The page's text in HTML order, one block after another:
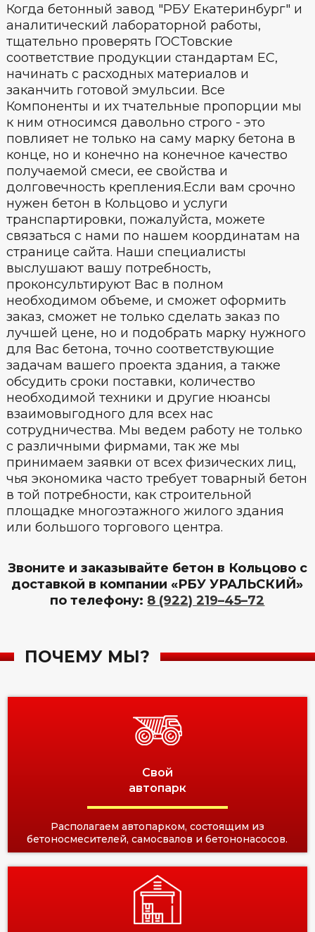
Когда бетонный завод "РБУ Екатеринбург" и
аналитический лабораторной работы,
тщательно проверять ГОСТовские
соответствие продукции стандартам ЕС,
начинать с расходных материалов и
заканчить готовой эмульсии. Все
Компоненты и их тчательные пропорции мы
к ним относимся давольно строго - это
повлияет не только на саму марку бетона в
конце, но и конечно на конечное качество
получаемой смеси, ее свойства и
долговечность крепления.Если вам срочно
нужен бетон в Кольцово и услуги
транспартировки, пожалуйста, можете
связаться с нами по нашем координатам на
странице сайта. Наши специалисты
выслушают вашу потребность,
проконсультируют Вас в полном
необходимом объеме, и сможет оформить
заказ, сможет не только сделать заказ по
лучшей цене, но и подобрать марку нужного
для Вас бетона, точно соответствующие
задачам вашего проекта здания, а также
обсудить сроки поставки, количество
необходимой техники и другие нюансы
взаимовыгодного для всех нас
сотрудничества. Мы ведем работу не только
с различными фирмами, так же мы
принимаем заявки от всех физических лиц,
чья экономика часто требует товарный бетон
в той потребности, как строительной
площадке многоэтажного жилого здания
или большого торгового центра.
Звоните и заказывайте бетон в Кольцово с
доставкой в компании «РБУ УРАЛЬСКИЙ»
по телефону: 8 (922) 219–45–72
ПОЧЕМУ МЫ?
Свой
автопарк
Располагаем автопарком, состоящим из
бетоносмесителей, самосвалов и бетононасосов.